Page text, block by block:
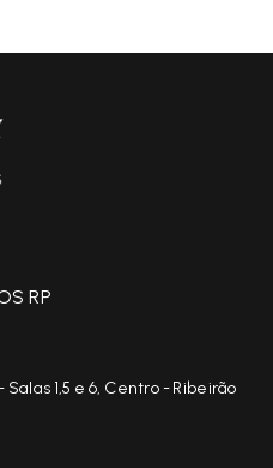
RP
1,5 e 6, Centro - Ribeirão